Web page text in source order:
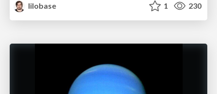
lilobase
1 230